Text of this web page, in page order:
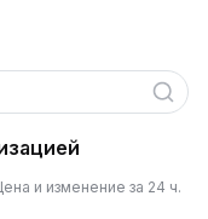
и изменение за 24 ч.